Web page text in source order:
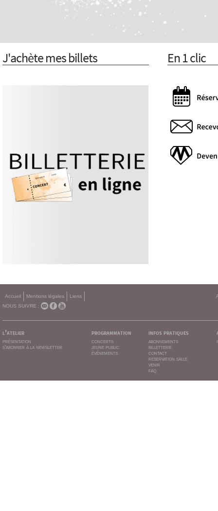
J'achète mes billets En 1 clic
Accueil Mentions légales
Liens
NOUS SUIVRE :
l'atelier
présentation
s'abonner à la newsletter
programmation
concerts
jeune public
événements
infos pratiques
abonnements
billetterie
contact
reservation salle
venir
faq